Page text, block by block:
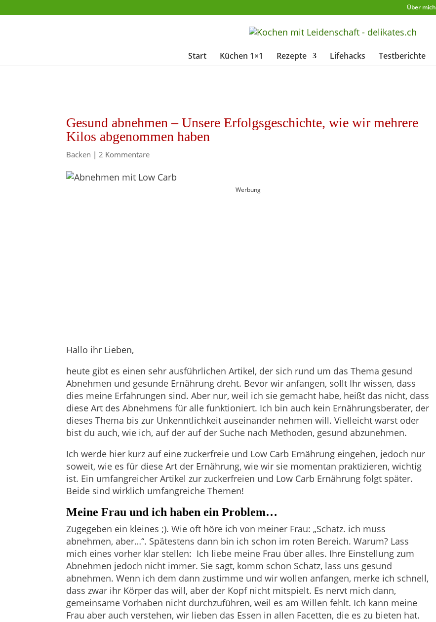
Über mich
Start Küchen 1×1 Rezepte Lifehacks Testberichte
Gesund abnehmen – Unsere Erfolgsgeschichte, wie wir mehrere
Kilos abgenommen haben
Backen |2 Kommentare
Werbung
Hallo ihr Lieben,
heute gibt es einen sehr ausführlichen Artikel, der sich rund um das Thema gesund
Abnehmen und gesunde Ernährung dreht. Bevor wir anfangen, sollt Ihr wissen, dass
dies meine Erfahrungen sind. Aber nur, weil ich sie gemacht habe, heißt das nicht, dass
diese Art des Abnehmens für alle funktioniert. Ich bin auch kein Ernährungsberater, der
dieses Thema bis zur Unkenntlichkeit auseinander nehmen will. Vielleicht warst oder
bist du auch, wie ich, auf der auf der Suche nach Methoden, gesund abzunehmen.
Ich werde hier kurz auf eine zuckerfreie und Low Carb Ernährung eingehen, jedoch nur
soweit, wie es für diese Art der Ernährung, wie wir sie momentan praktizieren, wichtig
ist. Ein umfangreicher Artikel zur zuckerfreien und Low Carb Ernährung folgt später.
Beide sind wirklich umfangreiche Themen!
Meine Frau und ich haben ein Problem…
Zugegeben ein kleines ;). Wie oft höre ich von meiner Frau: „Schatz. ich muss
abnehmen, aber…“. Spätestens dann bin ich schon im roten Bereich. Warum? Lass
mich eines vorher klar stellen: Ich liebe meine Frau über alles. Ihre Einstellung zum
Abnehmen jedoch nicht immer. Sie sagt, komm schon Schatz, lass uns gesund
abnehmen. Wenn ich dem dann zustimme und wir wollen anfangen, merke ich schnell,
dass zwar ihr Körper das will, aber der Kopf nicht mitspielt. Es nervt mich dann,
gemeinsame Vorhaben nicht durchzuführen, weil es am Willen fehlt. Ich kann meine
Frau aber auch verstehen, wir lieben das Essen in allen Facetten, die es zu bieten hat.